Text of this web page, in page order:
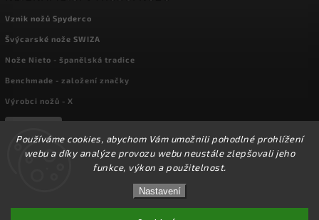
Používáme cookies, abychom Vám umožnili pohodlné prohlížení
webu a díky analýze provozu webu neustále zlepšovali jeho
funkce, výkon a použitelnost.
Nastavení
☀️Ve dnech 3-14.8 2026 máme zavřeno z důvodu
DOVOLENÉ. Eshop zůstává v provozu, objednávky
budeme zpracovávat v pondělí 17.8.2026. Děkujeme za
pochopení.☀️
Vznik nožů Spyderco
Švýcarské nože SWIZA
Nože Nieto - španělská tradice
Benchmade - založení značky
Výrobci nožů - X
kapesni-noze.cz
Upravit nastavení cookies